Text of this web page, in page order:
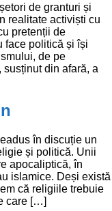
de granturi și
realitate activiști cu
pretenții de
face politică și își
de pe
din afară, a
în discuție un
și politică. Unii
apocaliptică, în
islamice. Deși există
că religiile trebuie
care […]